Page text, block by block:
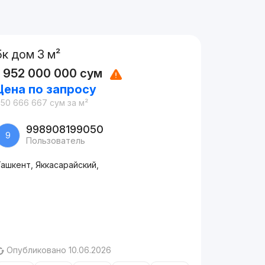
дом 3 м²
952 000 000 сум
по запросу
666 667 сум за м²
9 998908199050
Пользователь
Яккасарайский,
Опубликовано 10.06.2026